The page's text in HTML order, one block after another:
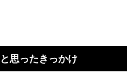
思ったきっかけ